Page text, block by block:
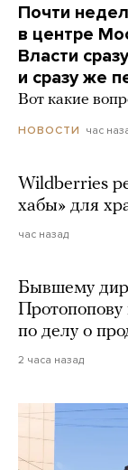
Почти
в центре
Власти
и сразу же
Вот какие
НОВОСТИ час
Wildberries
хабы» для
час назад
Бывшему
Протопопову
по делу о
2 часа назад